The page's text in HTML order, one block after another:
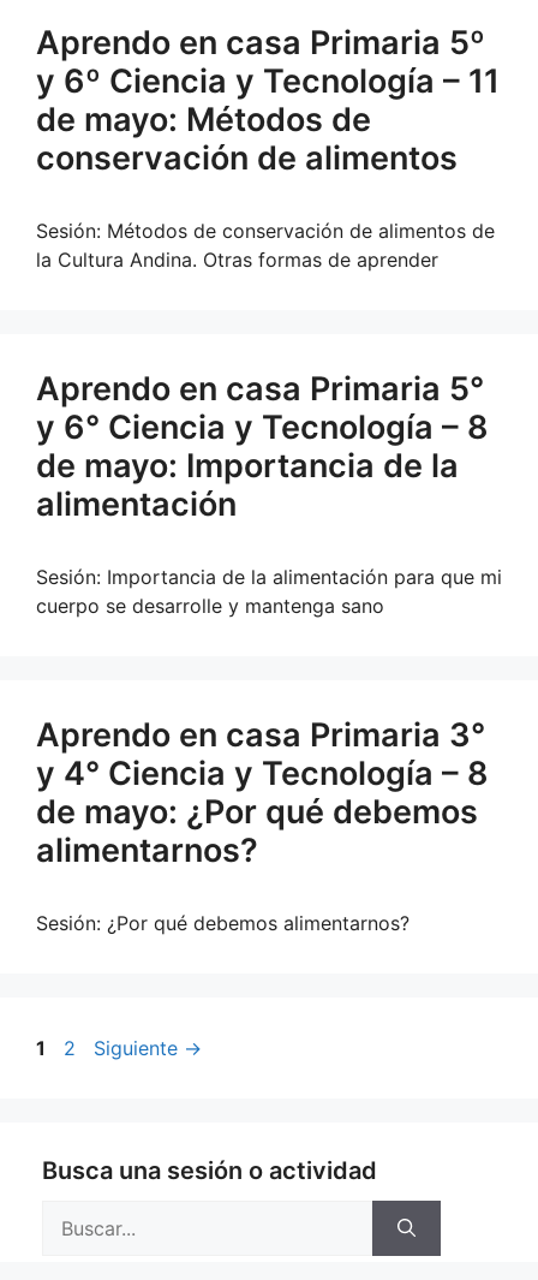
Aprendo en casa Primaria 5º
y 6º Ciencia y Tecnología – 11
de mayo: Métodos de
conservación de alimentos
Sesión: Métodos de conservación de alimentos de
la Cultura Andina. Otras formas de aprender
Aprendo en casa Primaria 5°
y 6° Ciencia y Tecnología – 8
de mayo: Importancia de la
alimentación
Sesión: Importancia de la alimentación para que mi
cuerpo se desarrolle y mantenga sano
Aprendo en casa Primaria 3°
y 4° Ciencia y Tecnología – 8
de mayo: ¿Por qué debemos
alimentarnos?
Sesión: ¿Por qué debemos alimentarnos?
Página
1 Página
2 Siguiente →
Busca una sesión o actividad